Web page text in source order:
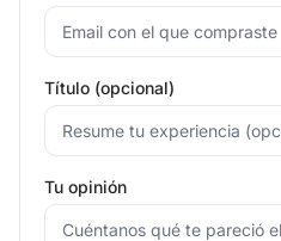
Título (opcional)
Tu opinión